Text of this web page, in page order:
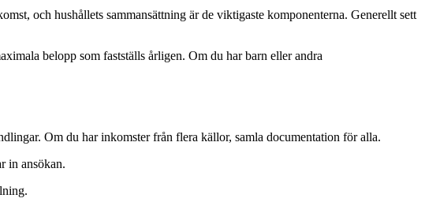
och hushållets sammansättning är de viktigaste komponenterna. Generellt sett
belopp som fastställs årligen. Om du har barn eller andra
Om du har inkomster från flera källor, samla documentation för alla.
in ansökan.